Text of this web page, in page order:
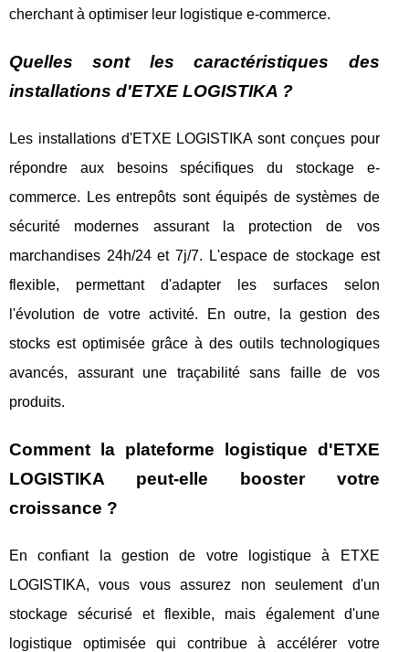
cherchant à optimiser leur logistique e-commerce.
Quelles sont les caractéristiques des
installations d'ETXE LOGISTIKA ?
Les installations d'ETXE LOGISTIKA sont conçues pour
répondre aux besoins spécifiques du stockage e-
commerce. Les entrepôts sont équipés de systèmes de
sécurité modernes assurant la protection de vos
marchandises 24h/24 et 7j/7. L'espace de stockage est
flexible, permettant d'adapter les surfaces selon
l'évolution de votre activité. En outre, la gestion des
stocks est optimisée grâce à des outils technologiques
avancés, assurant une traçabilité sans faille de vos
produits.
Comment la plateforme logistique d'ETXE
LOGISTIKA peut-elle booster votre
croissance ?
En confiant la gestion de votre logistique à ETXE
LOGISTIKA, vous vous assurez non seulement d'un
stockage sécurisé et flexible, mais également d'une
logistique optimisée qui contribue à accélérer votre